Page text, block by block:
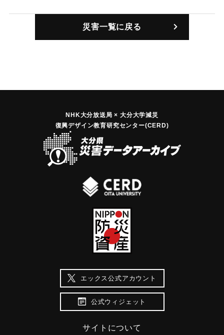
船が衝突した。この事故で妙見丸は中破したが、航行はやっ
とできる状態で、3時30分ごろに武蔵港まで帰った。乗組員に
けがはなかった。
災害一覧に戻る
NHK大分放送局 × 大分大学減災
復興デザイン教育研究センター(CERD)
エックス公式アカウント
公式ウィジェット
サイトについて